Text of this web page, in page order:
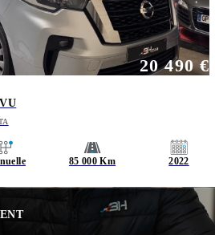
85 000 Km 2022
20 490 €